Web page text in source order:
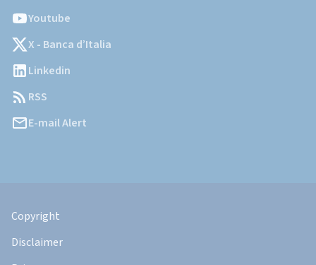
Youtube
X - Banca d’Italia
Linkedin
RSS
E-mail Alert
Legali
Copyright
Disclaimer